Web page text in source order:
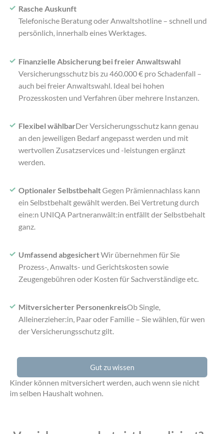
Rasche Auskunft
Telefonische Beratung oder Anwaltshotline – schnell und
persönlich, innerhalb eines Werktages.
Finanzielle Absicherung bei freier Anwaltswahl
Versicherungsschutz bis zu 460.000 € pro Schadenfall –
auch bei freier Anwaltswahl. Ideal bei hohen
Prozesskosten und Verfahren über mehrere Instanzen.
Flexibel wählbarDer Versicherungsschutz kann genau
an den jeweiligen Bedarf angepasst werden und mit
wertvollen Zusatzservices und -leistungen ergänzt
werden.
Optionaler SelbstbehaltGegen Prämiennachlass kann
ein Selbstbehalt gewählt werden. Bei Vertretung durch
eine:n UNIQA Partneranwält:in entfällt der Selbstbehalt
ganz.
Umfassend abgesichertWir übernehmen für Sie
Prozess-, Anwalts- und Gerichtskosten sowie
Zeugengebühren oder Kosten für Sachverständige etc.
Mitversicherter PersonenkreisOb Single,
Alleinerzieher:in, Paar oder Familie – Sie wählen, für wen
der Versicherungsschutz gilt.
Gut zu wissen
Kinder können mitversichert werden, auch wenn sie nicht
im selben Haushalt wohnen.